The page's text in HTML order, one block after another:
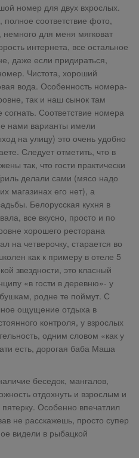
номер для двух вхрослых.
соответствие фото,
для меня мягковат
интернета, все остальное
даже если придираться,
Чистота, хороший
вода. Особенность номера-
так и наш сынок там
Соответствие номера
нами варианты имели
на улицу) это очень удобно
Следует отметить, что в
так, что гости практически
делали сами (мясо надо
магазинах его нет), а
Белорусская кухня в
все вкусно, просто и по
хорошего ресторана
на четверочку, старается во
как к примеру в отеле 5
звездности, это класный
«в гости в деревню»- у
родне те поймут. С
ощущение отдыха в
контроля, у взрослых
одним словом «как у
есть, дорогая баба Маша
беседок, мангалов,
отдохнуть и взрослым и
Особенно впечатлил
не расскажешь, просто супер
видели в рыбацкой